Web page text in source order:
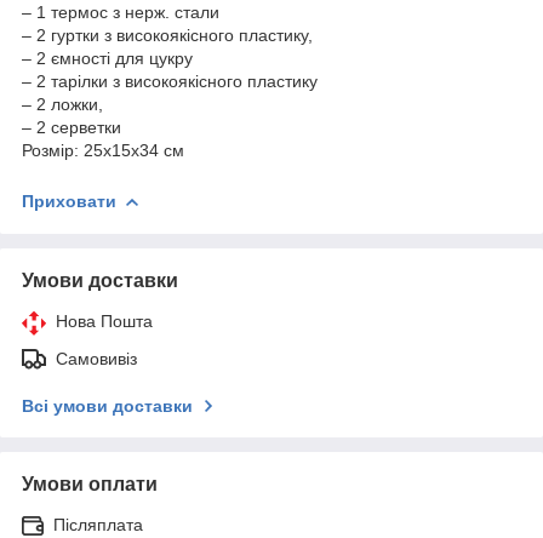
– 1 термос з нерж. стали
– 2 гуртки з високоякісного пластику,
– 2 ємності для цукру
– 2 тарілки з високоякісного пластику
– 2 ложки,
– 2 серветки
Розмір: 25х15х34 см
Приховати
Умови доставки
Нова Пошта
Самовивіз
Всі умови доставки
Умови оплати
Післяплата